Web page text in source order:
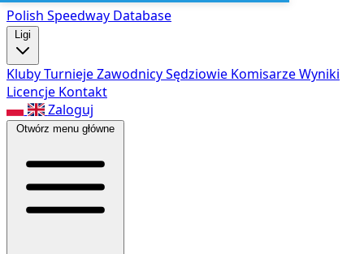
Polish Speedway Database
Ligi
KlubyTurniejeZawodnicySędziowie KomisarzeWyniki
Licencje Kontakt
Zaloguj
Otwórz menu główne